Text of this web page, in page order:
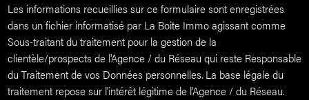
Les informations recueillies sur ce formulaire sont enregistrées
dans un fichier informatisé par La Boite Immo agissant comme
Sous-traitant du traitement pour la gestion de la
clientèle/prospects de l'Agence / du Réseau qui reste Responsable
du Traitement de vos Données personnelles. La base légale du
traitement repose sur l'intérêt légitime de l'Agence / du Réseau.